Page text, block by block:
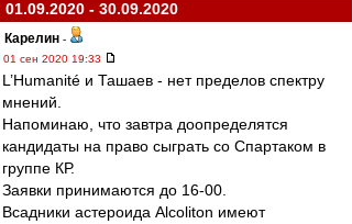
01.09.2020 - 30.09.2020
Карелин -
01 сен 2020 19:33
L’Humanité и Ташаев - нет пределов спектру
мнений.
Напоминаю, что завтра доопределятся
кандидаты на право сыграть со Спартаком в
группе КР.
Заявки принимаются до 16-00.
Всадники астероида Alcoliton имеют